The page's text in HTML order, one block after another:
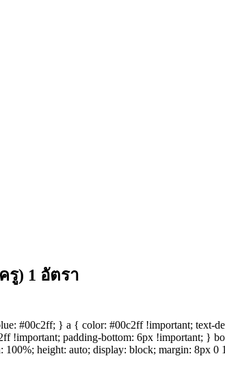
รู) 1 อัตรา
#00c2ff; } a { color: #00c2ff !important; text-
!important; padding-bottom: 6px !important; }
height: auto; display: block; margin: 8px